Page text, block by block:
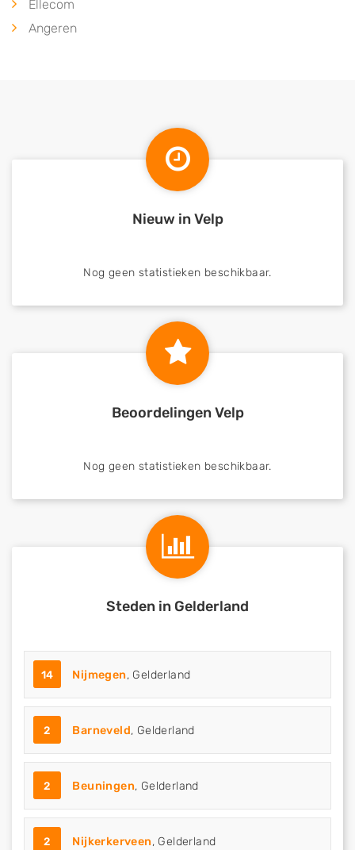
Ellecom
Angeren
Nieuw in Velp
Nog geen statistieken beschikbaar.
Beoordelingen Velp
Nog geen statistieken beschikbaar.
Steden in Gelderland
14 Nijmegen, Gelderland
2 Barneveld, Gelderland
2 Beuningen, Gelderland
2 Nijkerkerveen, Gelderland